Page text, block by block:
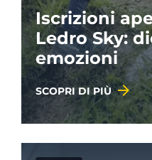
Iscrizioni
Ledro Sky:
emozioni
SCOPRI DI PIÙ